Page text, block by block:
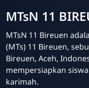
MTsN 11
MTsN 11 Bireuen
(MTs) 11 Bireuen,
Bireuen, Aceh,
mempersiapkan
karimah.